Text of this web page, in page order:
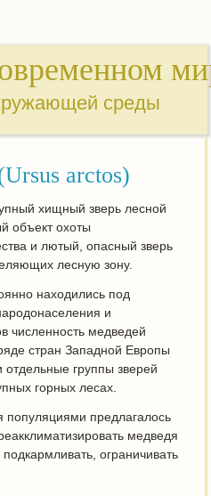
среды
arctos)
хищный зверь лесной
объект охоты
и лютый, опасный зверь
лесную зону.
находились под
и
численность медведей
стран Западной Европы
группы зверей
горных лесах.
популяциями предлагалось
медведя
ограничивать